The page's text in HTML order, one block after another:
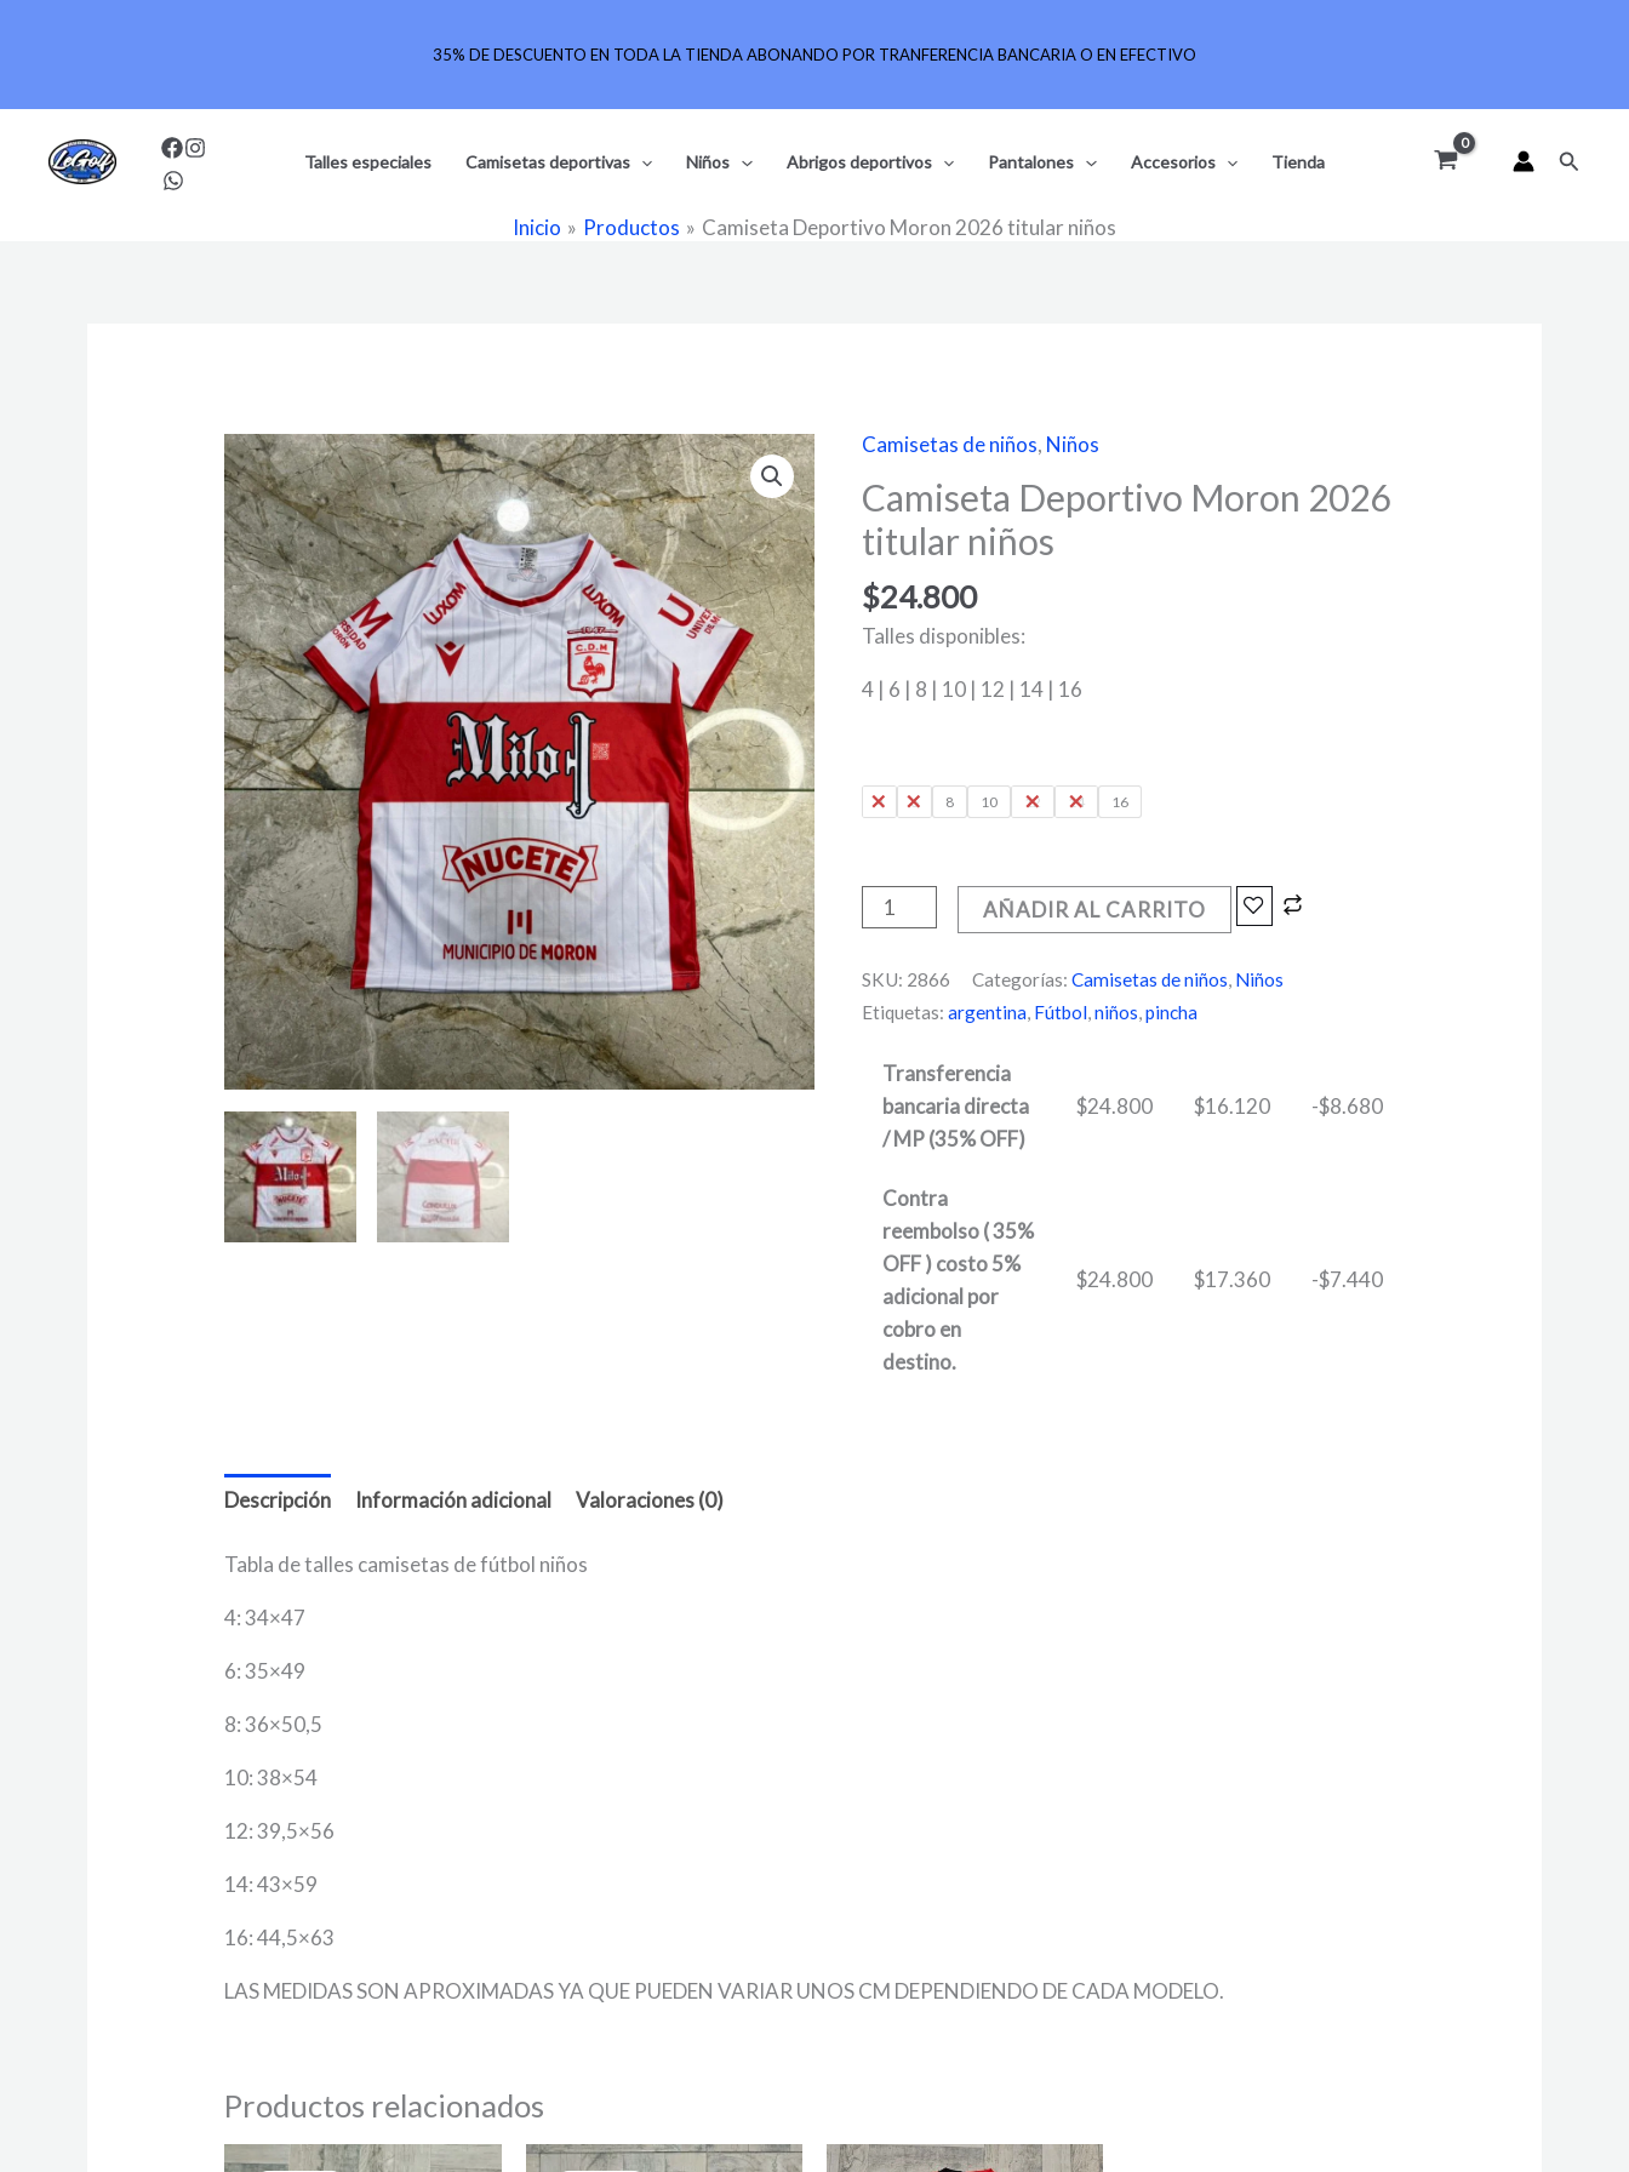
35% DE DESCUENTO EN TODA LA TIENDA ABONANDO POR TRANFERENCIA BANCARIA O EN EFECTIVO
Talles especiales Camisetas deportivas Niños Abrigos deportivos Pantalones Accesorios Tienda Buscar
Inicio Productos Camiseta Deportivo Moron 2026 titular niños
Camisetas de niños, Niños
Camiseta Deportivo Moron 2026
titular niños
$24.800
Talles disponibles:
4 | 6 | 8 | 10 | 12 | 14 | 16
4 6 8 10 12 14 16
Camiseta
Deportivo
Moron
2026
titular
niños
cantidad
AÑADIR AL CARRITO
SKU: 2866 Categorías: Camisetas de niños Niños
Etiquetas: argentina, Fútbol, niños pincha
Transferencia
bancaria directa
/ MP (35% OFF)
$24.800 $16.120 -$8.680
Contra
reembolso ( 35%
OFF ) costo 5%
adicional por
cobro en
destino.
$24.800 $17.360 -$7.440
Descripción Información adicional Valoraciones (0)
Tabla de talles camisetas de fútbol niños
4: 34×47
6: 35×49
8: 36×50,5
10: 38×54
12: 39,5×56
14: 43×59
16: 44,5×63
LAS MEDIDAS SON APROXIMADAS YA QUE PUEDEN VARIAR UNOS CM DEPENDIENDO DE CADA MODELO.
Productos relacionados
El
El
El